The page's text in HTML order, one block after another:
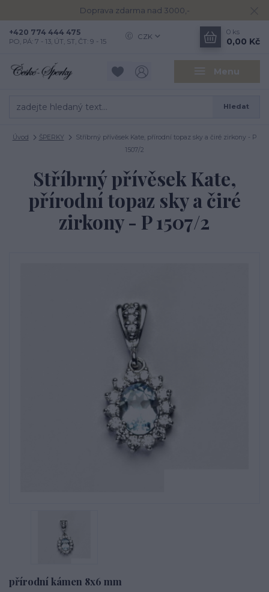
Doprava zdarma nad 3000,-
Menu
CZK
Hledat
+420 774 444 475
PO, PÁ: 7 - 13, ÚT, ST, ČT: 9 - 15
0 ks
0,00 Kč
Úvod ŠPERKY
Stříbrný přívěsek Kate, přírodní topaz sky a čiré zirkony - P
1507/2
Stříbrný přívěsek Kate,
přírodní topaz sky a čiré
zirkony - P 1507/2
přírodní kámen 8x6 mm